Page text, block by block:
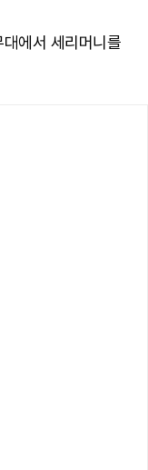
에서 세리머니를